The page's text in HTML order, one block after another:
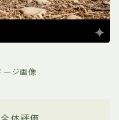
ジ画像